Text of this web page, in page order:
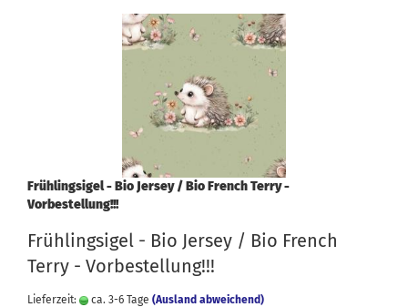
Frühlingsigel - Bio Jersey / Bio French Terry -
Vorbestellung!!!
Frühlingsigel - Bio Jersey / Bio French
Terry - Vorbestellung!!!
Lieferzeit: ca. 3-6 Tage (Ausland abweichend)